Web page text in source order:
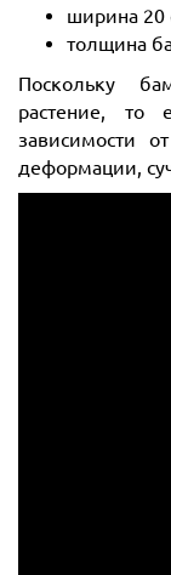
ширина 20
толщина
Поскольку
растение, то
зависимости
деформации,